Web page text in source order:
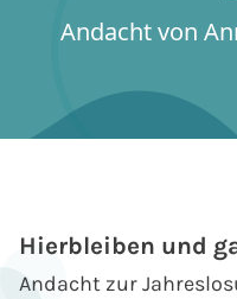
Andacht von
Hierbleiben und
Andacht zur